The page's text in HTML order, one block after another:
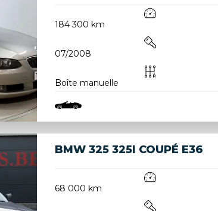
184 300 km
07/2008
Boîte manuelle
BMW 325 325I COUPÉ E36
68 000 km